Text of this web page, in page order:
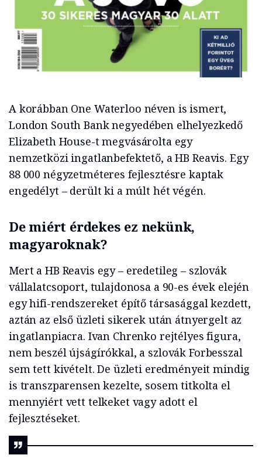
A korábban One Waterloo néven is ismert,
London South Bank negyedében elhelyezkedő
Elizabeth House-t megvásárolta egy
nemzetközi ingatlanbefektető, a HB Reavis. Egy
88 000 négyzetméteres fejlesztésre kaptak
engedélyt – derült ki a múlt hét végén.
De miért érdekes ez nekünk,
magyaroknak?
Mert a HB Reavis egy – eredetileg – szlovák
vállalatcsoport, tulajdonosa a 90-es évek elején
egy hifi-rendszereket építő társasággal kezdett,
aztán az első üzleti sikerek után átnyergelt az
ingatlanpiacra. Ivan Chrenko rejtélyes figura,
nem beszél újságírókkal, a szlovák Forbesszal
sem tett kivételt. De üzleti eredményeit mindig
is transzparensen kezelte, sosem titkolta el
mennyiért vett telkeket vagy adott el
fejlesztéseket.